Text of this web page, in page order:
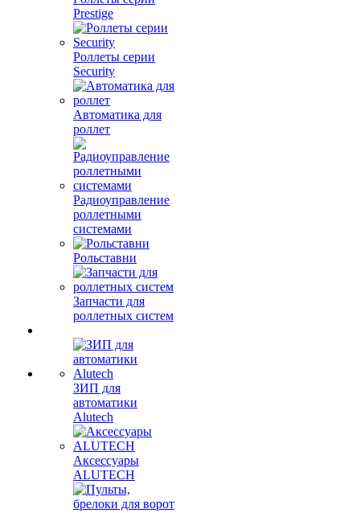
Prestige
Роллеты серии
Security
Автоматика для
роллет
Радиоуправление
роллетными
системами
Рольставни
Запчасти для
роллетных систем
ЗИП для
автоматики
Alutech
Аксессуары
ALUTECH